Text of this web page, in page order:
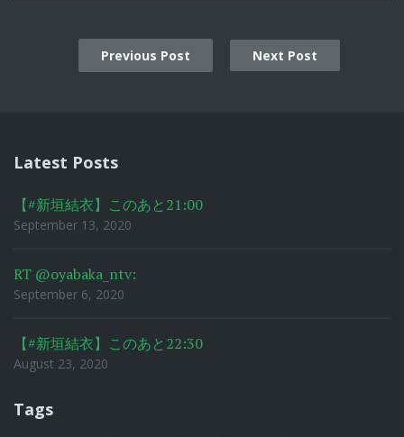
Previous Post Next Post
Latest Posts
【#新垣結衣】このあと21:00
September 13, 2020
RT @oyabaka_ntv:
September 6, 2020
【#新垣結衣】このあと22:30
August 23, 2020
Tags